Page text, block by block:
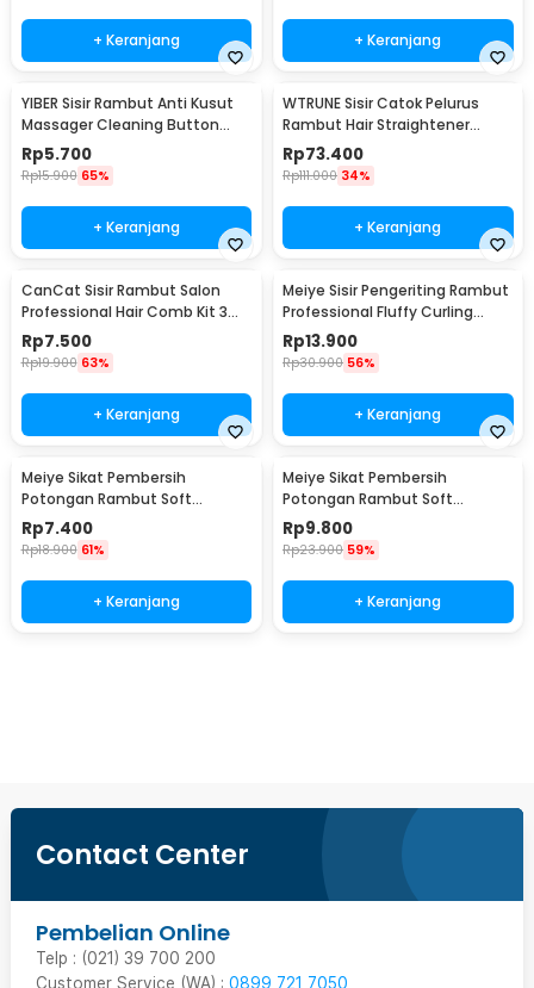
+ Keranjang + Keranjang
YIBER Sisir Rambut Anti Kusut
Massager Cleaning Button
Hollow Comb - YB21
Rp5.700
Rp15.900 65%
+ Keranjang
WTRUNE Sisir Catok Pelurus
Rambut Hair Straightener
Brush 35W - S7
Rp73.400
Rp111.000 34%
+ Keranjang
CanCat Sisir Rambut Salon
Professional Hair Comb Kit 3
PCS - INU34
Rp7.500
Rp19.900 63%
+ Keranjang
Meiye Sisir Pengeriting Rambut
Professional Fluffy Curling
Comb - MYC
Rp13.900
Rp30.900 56%
+ Keranjang
Meiye Sikat Pembersih
Potongan Rambut Soft
Hairbrush Neck Face Duster -
MFD1
Rp7.400
Rp18.900 61%
+ Keranjang
Meiye Sikat Pembersih
Potongan Rambut Soft
Hairbrush Neck Face Duster -
MFD2
Rp9.800
Rp23.900 59%
+ Keranjang
Contact Center
Pembelian Online
Telp : (021) 39 700 200
Customer Service (WA) : 0899 721 7050